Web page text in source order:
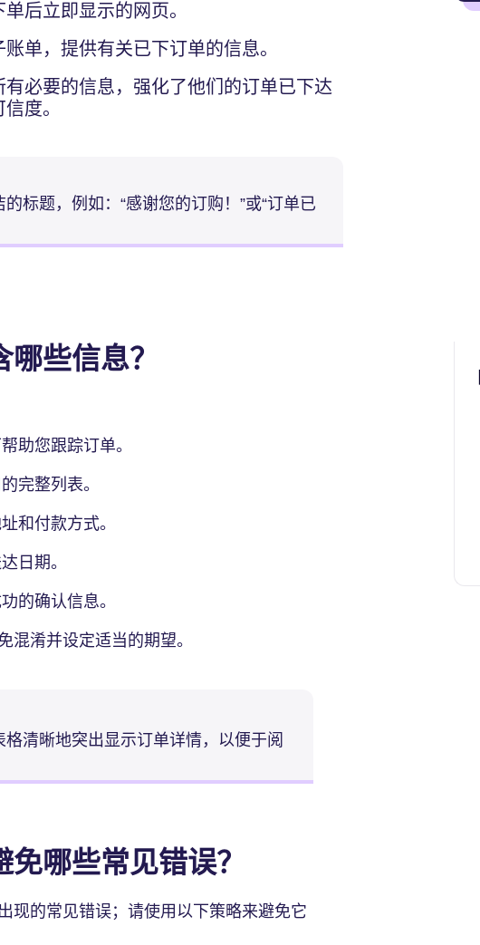
后立即显示的网页。
单，提供有关已下订单的信息。
必要的信息，强化了他们的订单已下达
度。
标题，例如：“感谢您的订购！”或“订单已
些信息？
助您跟踪订单。
完整列表。
和付款方式。
日期。
的确认信息。
混淆并设定适当的期望。
清晰地突出显示订单详情，以便于阅
哪些常见错误？
现的常见错误；请使用以下策略来避免它